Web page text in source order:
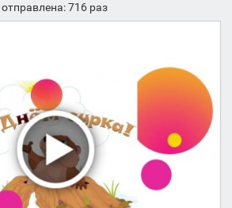
отправлена: 716 раз